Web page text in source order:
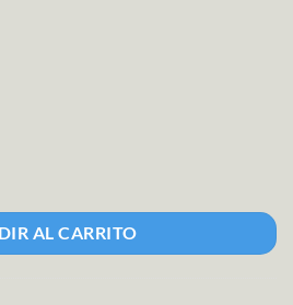
cantidad
AL CARRITO